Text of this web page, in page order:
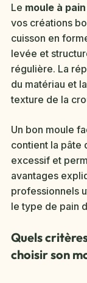
Le moule à pain
vos créations
cuisson en
levée et
régulière. La
du matériau et
texture de la
Un bon moule
contient la pâte
excessif et
avantages
professionnels
le type de pain
Quels
choisir son